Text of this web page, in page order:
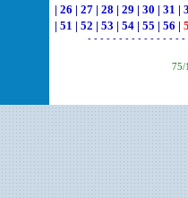
| 26 | 27 | 28 | 29 | 30 | 31 |
| 51 | 52 | 53 | 54 | 55 | 56 |
- - - - - - - - - - - - - - -
75/